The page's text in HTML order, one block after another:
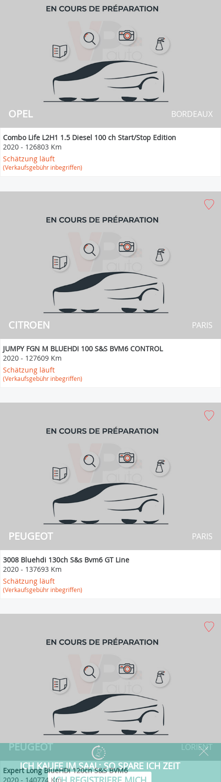
OPEL BORDEAUX
Combo Life L2H1 1.5 Diesel 100 ch Start/Stop Edition
2020 - 126803 Km
Schätzung läuft
(Verkaufsgebühr inbegriffen)
CITROEN PARIS
JUMPY FGN M BLUEHDI 100 S&S BVM6 CONTROL
2020 - 127609 Km
Schätzung läuft
(Verkaufsgebühr inbegriffen)
PEUGEOT PARIS
3008 Bluehdi 130ch S&s Bvm6 GT Line
2020 - 137693 Km
Schätzung läuft
(Verkaufsgebühr inbegriffen)
PEUGEOT LORIENT
Expert Long BlueHDi 120ch S&S BVM6
2020 - 140774 Km